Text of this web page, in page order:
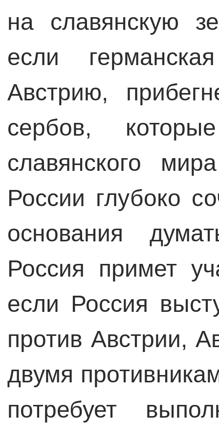
на славянскую
если
Австрию,
сербов,
славянского
России глубоко
основания
Россия примет
если Россия
против Австрии,
двумя
потребует